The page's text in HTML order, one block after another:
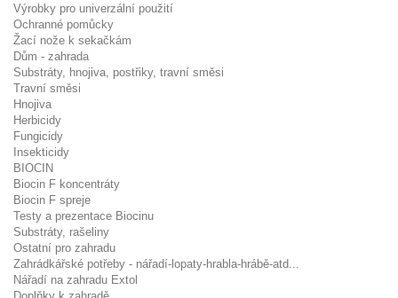
Výrobky pro univerzální použití
Ochranné pomůcky
Žací nože k sekačkám
Dům - zahrada
Substráty, hnojiva, postřiky, travní směsi
Travní směsi
Hnojiva
Herbicidy
Fungicidy
Insekticidy
BIOCIN
Biocin F koncentráty
Biocin F spreje
Testy a prezentace Biocinu
Substráty, rašeliny
Ostatní pro zahradu
Zahrádkářské potřeby - nářadí-lopaty-hrabla-hrábě-atd...
Nářadí na zahradu Extol